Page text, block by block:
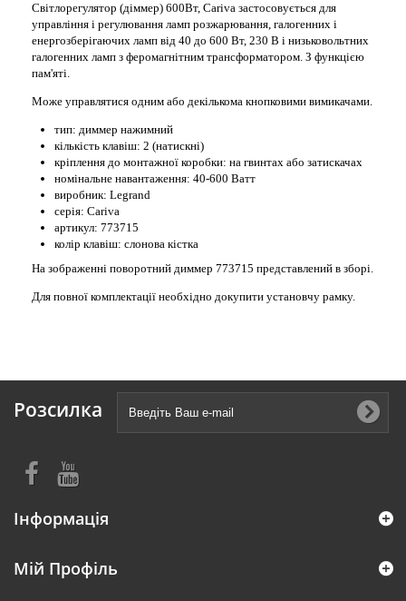
Світлорегулятор (діммер) 600Вт, Cariva застосовується для
управління і регулювання ламп розжарювання, галогенних і
енергозберігаючих ламп від 40 до 600 Вт, 230 В і низьковольтних
галогенних ламп з феромагнітним трансформатором. З функцією
пам'яті.
Може управлятися одним або декількома кнопковими вимикачами.
тип: диммер нажимний
кількість клавіш: 2 (натискні)
кріплення до монтажної коробки: на гвинтах або затискачах
номінальне навантаження: 40-600 Ватт
виробник: Legrand
серія: Cariva
артикул: 773715
колір клавіш: слонова кістка
На зображенні поворотний диммер 773715 представлений в зборі.
Для повної комплектації необхідно докупити установчу рамку.
Розсилка
Інформація
Мій Профіль